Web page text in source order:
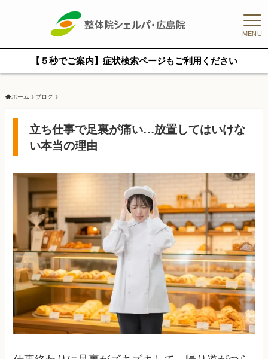
MENU
【５秒でご案内】症状検索ページもご利用ください
ホーム ブログ
立ち仕事で足裏が痛い…放置してはいけな
い本当の理由